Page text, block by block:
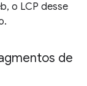
o LCP desse
de